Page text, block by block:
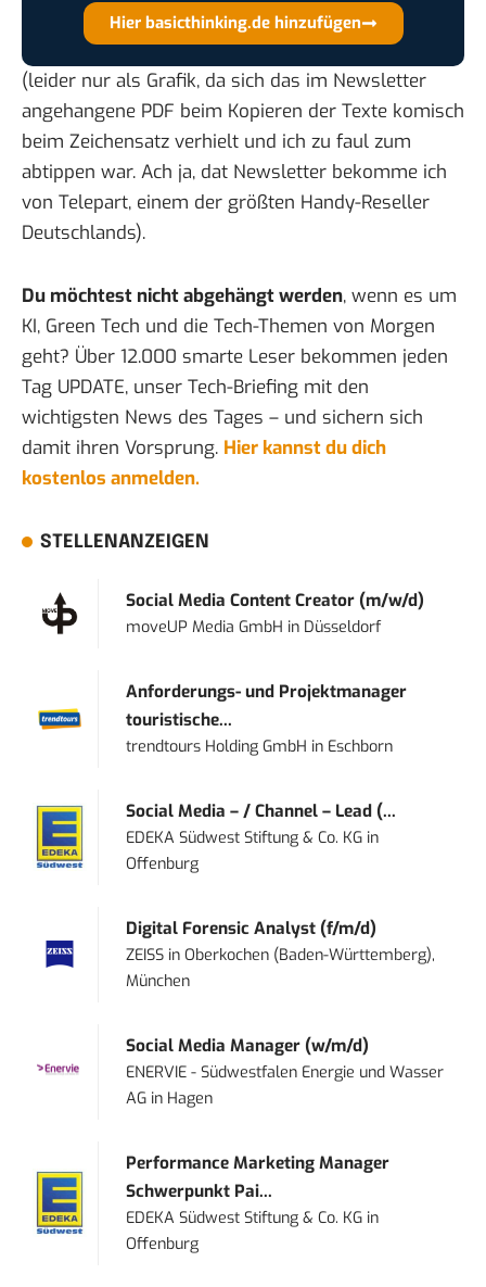
Hier basicthinking.de hinzufügen
(leider nur als Grafik, da sich das im Newsletter
angehangene PDF beim Kopieren der Texte komisch
beim Zeichensatz verhielt und ich zu faul zum
abtippen war. Ach ja, dat Newsletter bekomme ich
von Telepart, einem der größten Handy-Reseller
Deutschlands).
Du möchtest nicht abgehängt werden, wenn es um
KI, Green Tech und die Tech-Themen von Morgen
geht? Über 12.000 smarte Leser bekommen jeden
Tag UPDATE, unser Tech-Briefing mit den
wichtigsten News des Tages – und sichern sich
damit ihren Vorsprung. Hier kannst du dich
kostenlos anmelden.
STELLENANZEIGEN
Social Media Content Creator (m/w/d)
moveUP Media GmbH in Düsseldorf
Anforderungs- und Projektmanager
touristische...
trendtours Holding GmbH in Eschborn
Social Media – / Channel – Lead (...
EDEKA Südwest Stiftung & Co. KG in
Offenburg
Digital Forensic Analyst (f/m/d)
ZEISS inOberkochen (Baden-Württemberg),
München
Social Media Manager (w/m/d)
ENERVIE - Südwestfalen Energie und Wasser
AG in Hagen
Performance Marketing Manager
Schwerpunkt Pai...
EDEKA Südwest Stiftung & Co. KG in
Offenburg